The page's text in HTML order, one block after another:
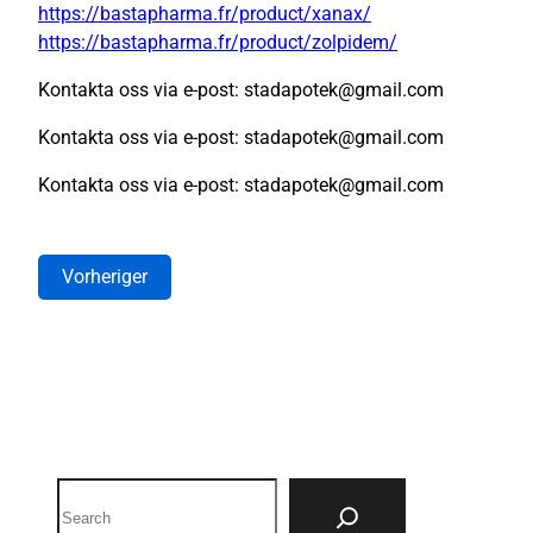
https://bastapharma.fr/product/xanax/
https://bastapharma.fr/product/zolpidem/
Kontakta oss via e-post: stadapotek@gmail.com
Kontakta oss via e-post: stadapotek@gmail.com
Kontakta oss via e-post: stadapotek@gmail.com
Vorheriger